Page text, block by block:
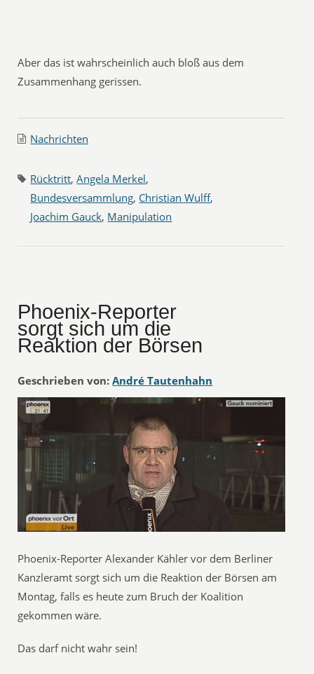
Aber das ist wahrscheinlich auch bloß aus dem
Zusammenhang gerissen.
Nachrichten
Rücktritt,Angela Merkel,
Bundesversammlung, Christian Wulff,
Joachim Gauck, Manipulation
Phoenix-Reporter
sorgt sich um die
Reaktion der Börsen
Geschrieben von: André Tautenhahn
Phoenix-Reporter Alexander Kähler vor dem Berliner
Kanzleramt sorgt sich um die Reaktion der Börsen am
Montag, falls es heute zum Bruch der Koalition
gekommen wäre.
Das darf nicht wahr sein!